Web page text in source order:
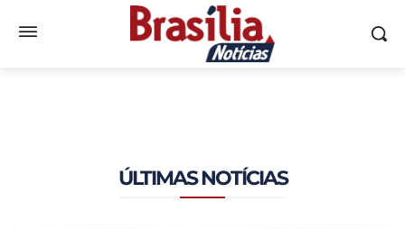
ÚLTIMAS NOTÍCIAS